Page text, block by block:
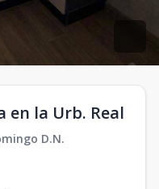
la Urb. Real
D.N.